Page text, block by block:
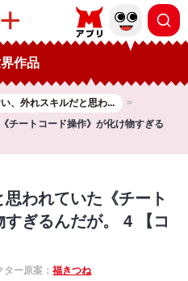
作品
、外れスキルだと思わ...
チートコード操作》が化け物すぎる
われていた《チート
ぎるんだが。 4 【コ
ター原案：福きつね